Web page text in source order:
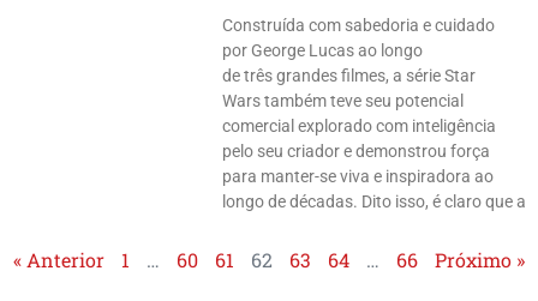
Construída com sabedoria e cuidado
por George Lucas ao longo
de três grandes filmes, a série Star
Wars também teve seu potencial
comercial explorado com inteligência
pelo seu criador e demonstrou força
para manter-se viva e inspiradora ao
longo de décadas. Dito isso, é claro que a
« Anterior 1 … 60 61 62 63 64 … 66 Próximo »